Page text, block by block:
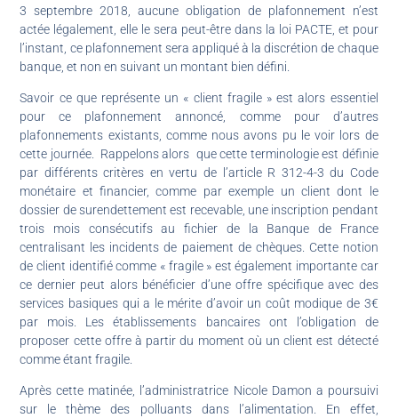
3 septembre 2018, aucune obligation de plafonnement n’est
actée légalement, elle le sera peut-être dans la loi PACTE, et pour
l’instant, ce plafonnement sera appliqué à la discrétion de chaque
banque, et non en suivant un montant bien défini.
Savoir ce que représente un « client fragile » est alors essentiel
pour ce plafonnement annoncé, comme pour d’autres
plafonnements existants, comme nous avons pu le voir lors de
cette journée. Rappelons alors que cette terminologie est définie
par différents critères en vertu de l’article R 312-4-3 du Code
monétaire et financier, comme par exemple un client dont le
dossier de surendettement est recevable, une inscription pendant
trois mois consécutifs au fichier de la Banque de France
centralisant les incidents de paiement de chèques. Cette notion
de client identifié comme « fragile » est également importante car
ce dernier peut alors bénéficier d’une offre spécifique avec des
services basiques qui a le mérite d’avoir un coût modique de 3€
par mois. Les établissements bancaires ont l’obligation de
proposer cette offre à partir du moment où un client est détecté
comme étant fragile.
Après cette matinée, l’administratrice Nicole Damon a poursuivi
sur le thème des polluants dans l’alimentation. En effet,